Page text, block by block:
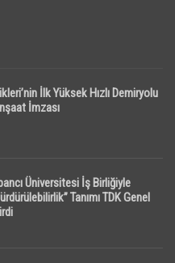
İlk Yüksek Hızlı Demiryolu
İmzası
Üniversitesi İş Birliğiyle
Tanımı TDK Genel